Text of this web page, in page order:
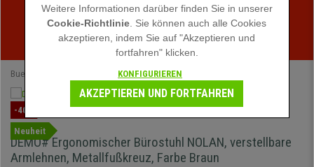
Sommerschlussverkauf bei buerostuhlpro! Exklusive
Rabatte für kurze Zeit - Aktion ansehen -
Buerostuhlpro Ergonomische Bürostühle
-40%
Neuheit
DEMO# Ergonomischer Bürostuhl NOLAN, verstellbare
Armlehnen, Metallfußkreuz, Farbe Braun
Weitere Informationen darüber finden Sie in unserer
Cookie-Richtlinie . Sie können auch alle Cookies
akzeptieren, indem Sie auf "Akzeptieren und
fortfahren" klicken.
KONFIGURIEREN
AKZEPTIEREN UND FORTFAHREN